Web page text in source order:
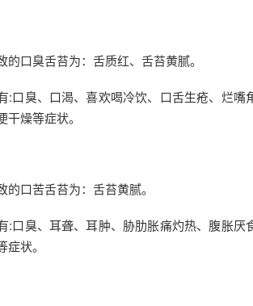
的口臭舌苔为：舌质红、舌苔黄腻。
:口臭、口渴、喜欢喝冷饮、口舌生疮、烂嘴
干燥等症状。
的口苦舌苔为：舌苔黄腻。
:口臭、耳聋、耳肿、胁肋胀痛灼热、腹胀厌
状。